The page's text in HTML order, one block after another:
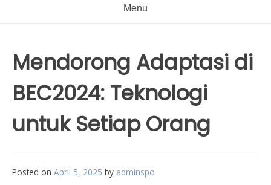
Menu
Mendorong Adaptasi di
BEC2024: Teknologi
untuk Setiap Orang
Posted on April 5, 2025 by adminspo